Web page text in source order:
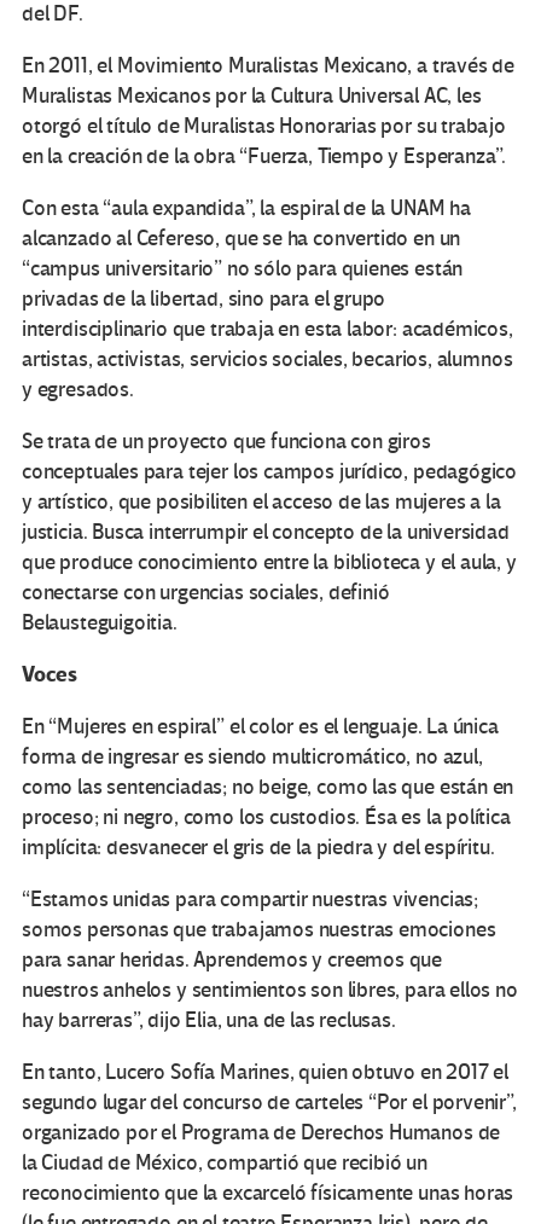
del DF.
En 2011, el Movimiento Muralistas Mexicano, a través de
Muralistas Mexicanos por la Cultura Universal AC, les
otorgó el título de Muralistas Honorarias por su trabajo
en la creación de la obra “Fuerza, Tiempo y Esperanza”.
Con esta “aula expandida”, la espiral de la UNAM ha
alcanzado al Cefereso, que se ha convertido en un
“campus universitario” no sólo para quienes están
privadas de la libertad, sino para el grupo
interdisciplinario que trabaja en esta labor: académicos,
artistas, activistas, servicios sociales, becarios, alumnos
y egresados.
Se trata de un proyecto que funciona con giros
conceptuales para tejer los campos jurídico, pedagógico
y artístico, que posibiliten el acceso de las mujeres a la
justicia. Busca interrumpir el concepto de la universidad
que produce conocimiento entre la biblioteca y el aula, y
conectarse con urgencias sociales, definió
Belausteguigoitia.
Voces
En “Mujeres en espiral” el color es el lenguaje. La única
forma de ingresar es siendo multicromático, no azul,
como las sentenciadas; no beige, como las que están en
proceso; ni negro, como los custodios. Ésa es la política
implícita: desvanecer el gris de la piedra y del espíritu.
“Estamos unidas para compartir nuestras vivencias;
somos personas que trabajamos nuestras emociones
para sanar heridas. Aprendemos y creemos que
nuestros anhelos y sentimientos son libres, para ellos no
hay barreras”, dijo Elia, una de las reclusas.
En tanto, Lucero Sofía Marines, quien obtuvo en 2017 el
segundo lugar del concurso de carteles “Por el porvenir”,
organizado por el Programa de Derechos Humanos de
la Ciudad de México, compartió que recibió un
reconocimiento que la excarceló físicamente unas horas